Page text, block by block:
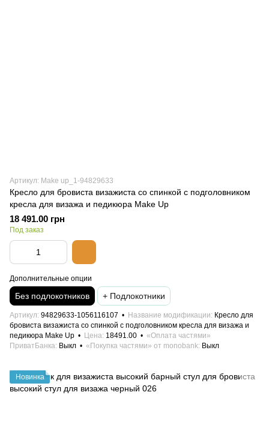
Артикул: Make up_1-94829633
Кресло для бровиста визажиста со спинкой с подголовником
кресла для визажа и педикюра Make Up
18 491.00 грн
Под заказ
Дополнительные опции
Без подлокотников + Подлокотники
Артикул 94829633-1056116107 Название модификации
Кресло для
бровиста визажиста со спинкой с подголовником кресла для визажа и
педикюра Make Up
Цена 18491.00
«Оплата частями»
ПриватБанка Выкл «Покупка частями» от monobank Выкл
Новинка